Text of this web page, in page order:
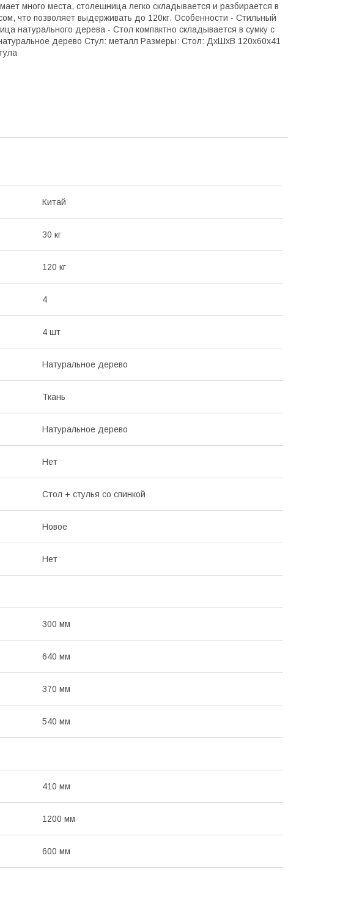
много места, столешница легко складывается и разбирается в
что позволяет выдерживать до 120кг. Особенности - Стильный
натурального дерева - Стол компактно складывается в сумку с
дерево Стул: металл Размеры: Стол: ДхШхВ 120х60х41
Китай
30 кг
120 кг
4
4 шт
Натуральное дерево
Ткань
Натуральное дерево
Нет
Стол + стулья со спинкой
Новое
Нет
300 мм
640 мм
370 мм
540 мм
410 мм
1200 мм
600 мм